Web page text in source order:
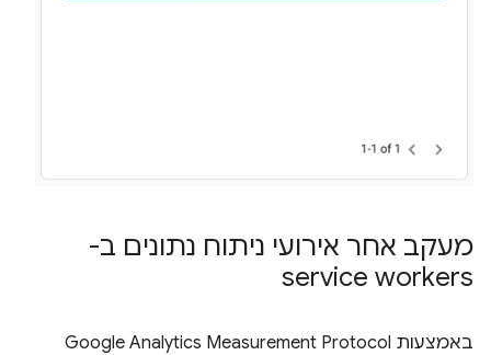
מעקב אחר אירועי ניתוח נתונים ב-
service workers
באמצעות Google Analytics Measurement Protocol